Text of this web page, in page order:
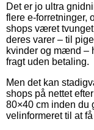
Det er jo ultra
flere e-forretninger,
shops været
deres varer – til
kvinder og mænd –
fragt uden betaling.
Men det kan
shops på nettet
80×40 cm inden du
velinformeret til at